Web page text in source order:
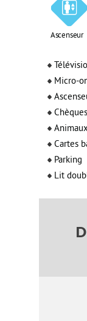
Ascenseur
Micro-
Cartes
Parking
Lit